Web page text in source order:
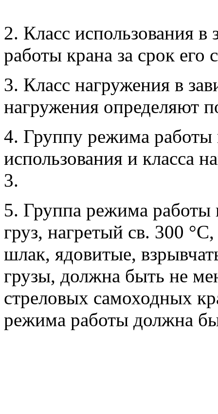
2. Класс использования в
работы крана за срок
3. Класс нагружения в
нагружения определяют
4. Группу режима работы
использования и класса
3.
5. Группа режима
груз, нагретый св. 300
шлак, ядовитые,
грузы, должна быть не
стреловых самоходных
режима работы должна